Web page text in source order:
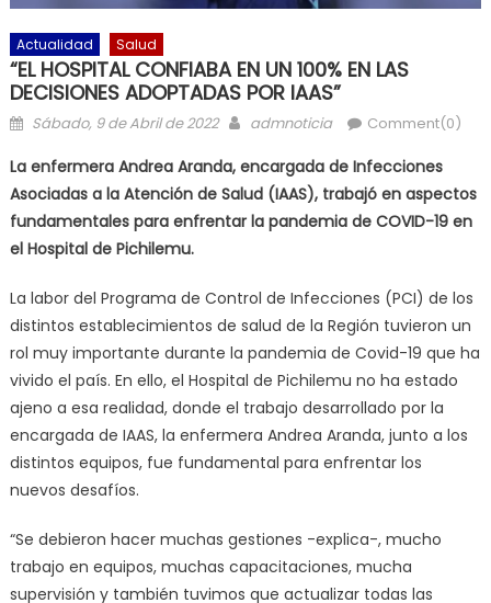
Actualidad Salud
“EL HOSPITAL CONFIABA EN UN 100% EN LAS
DECISIONES ADOPTADAS POR IAAS”
Posted on
Sábado, 9 de Abril de 2022 Author
admnoticia Comment(0)
La enfermera Andrea Aranda, encargada de Infecciones
Asociadas a la Atención de Salud (IAAS), trabajó en aspectos
fundamentales para enfrentar la pandemia de COVID-19 en
el Hospital de Pichilemu.
La labor del Programa de Control de Infecciones (PCI) de los
distintos establecimientos de salud de la Región tuvieron un
rol muy importante durante la pandemia de Covid-19 que ha
vivido el país. En ello, el Hospital de Pichilemu no ha estado
ajeno a esa realidad, donde el trabajo desarrollado por la
encargada de IAAS, la enfermera Andrea Aranda, junto a los
distintos equipos, fue fundamental para enfrentar los
nuevos desafíos.
“Se debieron hacer muchas gestiones -explica-, mucho
trabajo en equipos, muchas capacitaciones, mucha
supervisión y también tuvimos que actualizar todas las